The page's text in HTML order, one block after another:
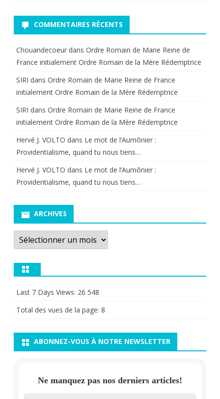
COMMENTAIRES RÉCENTS
Chouandecoeur dans Ordre Romain de Marie Reine de
France initialement Ordre Romain de la Mère Rédemptrice
SIRI dans Ordre Romain de Marie Reine de France
initialement Ordre Romain de la Mère Rédemptrice
SIRI dans Ordre Romain de Marie Reine de France
initialement Ordre Romain de la Mère Rédemptrice
Hervé J. VOLTO dans Le mot de l’Aumônier :
Providentialisme, quand tu nous tiens…
Hervé J. VOLTO dans Le mot de l’Aumônier :
Providentialisme, quand tu nous tiens…
ARCHIVES
Archives
Last 7 Days Views: 26 548
Total des vues de la page: 8
ABONNEZ-VOUS À NOTRE NEWSLETTER
Ne manquez pas nos derniers articles!